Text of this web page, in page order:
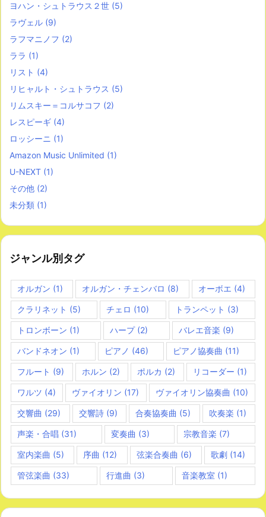
ヨハン・シュトラウス２世 (5)
ラヴェル (9)
ラフマニノフ (2)
ララ (1)
リスト (4)
リヒャルト・シュトラウス (5)
リムスキー＝コルサコフ (2)
レスピーギ (4)
ロッシーニ (1)
Amazon Music Unlimited (1)
U-NEXT (1)
その他 (2)
未分類 (1)
ジャンル別タグ
オルガン (1) オルガン・チェンバロ (8) オーボエ (4)
クラリネット (5) チェロ (10) トランペット (3)
トロンボーン (1) ハープ(2) バレエ音楽 (9)
バンドネオン (1) ピアノ (46) ピアノ協奏曲 (11)
フルート (9) ホルン (2) ポルカ (2) リコーダー (1)
ワルツ (4) ヴァイオリン (17) ヴァイオリン協奏曲 (10)
交響曲 (29) 交響詩(9) 合奏協奏曲 (5) 吹奏楽 (1)
声楽・合唱 (31) 変奏曲 (3) 宗教音楽 (7)
室内楽曲 (5) 序曲 (12) 弦楽合奏曲 (6) 歌劇(14)
管弦楽曲 (33) 行進曲 (3) 音楽教室 (1)